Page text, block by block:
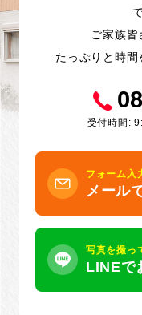
ご家族皆
たっぷりと時間
受付時間:
フォーム入
メール
写真を撮っ
LINEで